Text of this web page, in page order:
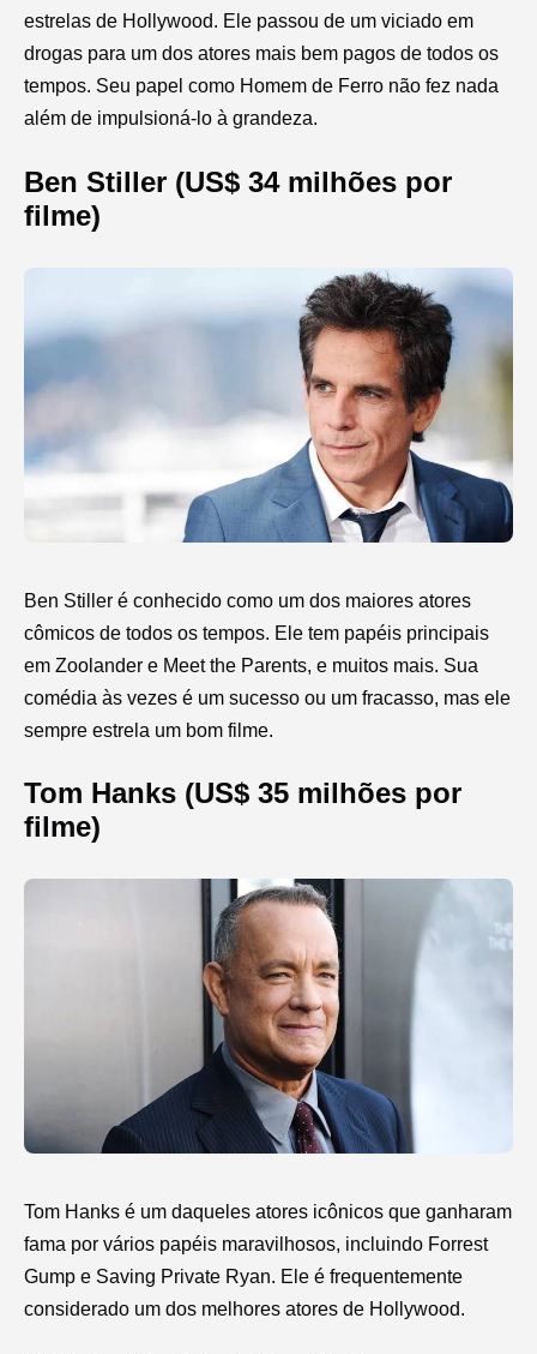
estrelas de Hollywood. Ele passou de um viciado em
drogas para um dos atores mais bem pagos de todos os
tempos. Seu papel como Homem de Ferro não fez nada
além de impulsioná-lo à grandeza.
Ben Stiller (US$ 34 milhões por
filme)
Ben Stiller é conhecido como um dos maiores atores
cômicos de todos os tempos. Ele tem papéis principais
em Zoolander e Meet the Parents, e muitos mais. Sua
comédia às vezes é um sucesso ou um fracasso, mas ele
sempre estrela um bom filme.
Tom Hanks (US$ 35 milhões por
filme)
Tom Hanks é um daqueles atores icônicos que ganharam
fama por vários papéis maravilhosos, incluindo Forrest
Gump e Saving Private Ryan. Ele é frequentemente
considerado um dos melhores atores de Hollywood.